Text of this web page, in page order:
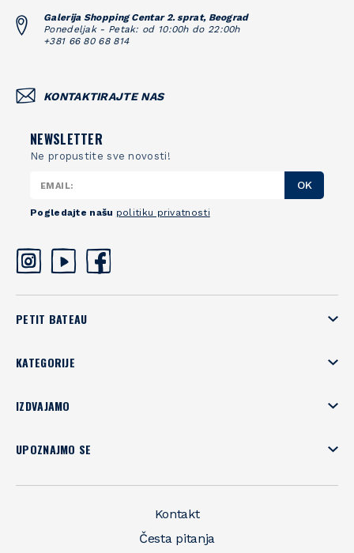
Galerija Shopping Centar 2. sprat, Beograd
Ponedeljak - Petak: od 10:00h do 22:00h
+381 66 80 68 814
KONTAKTIRAJTE NAS
NEWSLETTER
Ne propustite sve novosti!
OK
Pogledajte našu politiku privatnosti
PETIT BATEAU
KATEGORIJE
IZDVAJAMO
UPOZNAJMO SE
Kontakt
Česta pitanja